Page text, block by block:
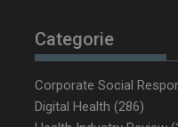
Categorie
Corporate Social
Digital Health (286)